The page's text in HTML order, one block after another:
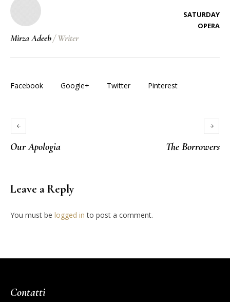
Mirza Adeeb/Writer
SATURDAY
OPERA
Facebook Google+ Twitter Pinterest
Our Apologia The Borrowers
Leave a Reply
You must be logged in to post a comment.
Contatti